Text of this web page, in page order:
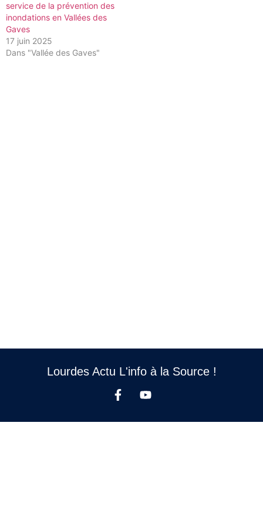
service de la prévention des
inondations en Vallées des
Gaves
17 juin 2025
Dans "Vallée des Gaves"
Lourdes Actu L'info à la Source !